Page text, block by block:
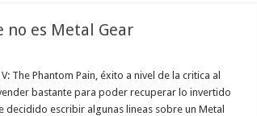
no es Metal Gear
The Phantom Pain, éxito a nivel de la critica al
bastante para poder recuperar lo invertido
escribir algunas lineas sobre un Metal